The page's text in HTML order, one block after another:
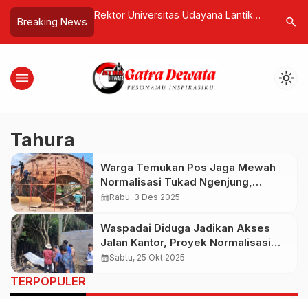
Breaking News
KKP Tak
Tindaklanjuti
Rektor Universitas Udayana Lantik
search
menu light_mode
Tahura
Warga Temukan Pos Jaga Mewah
Normalisasi Tukad Ngenjung,
Dugaan Buat Kontrol Keluar Masuk
calendar_monthRabu, 3 Des 2025
Waspadai Diduga Jadikan Akses
Jalan Kantor, Proyek Normalisasi
Sungai Ngenjung Terlalu Lebar
calendar_monthSabtu, 25 Okt 2025
TERPOPULER